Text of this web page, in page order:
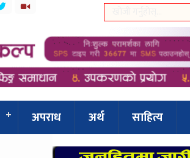
अपराध अर्थ साहित्य